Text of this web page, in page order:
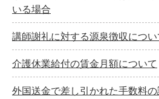
いる場合
講師謝礼に対する源泉徴収につい
介護休業給付の賃金月額について
外国送金で差し引かれた手数料